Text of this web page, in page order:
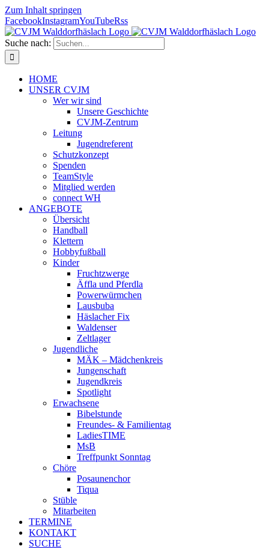
Zum Inhalt springen
FacebookInstagramYouTubeRss
Suche nach:
HOME
UNSER CVJM
Wer wir sind
Unsere Geschichte
CVJM-Zentrum
Leitung
Jugendreferent
Schutzkonzept
Spenden
TeamStyle
Mitglied werden
connect WH
ANGEBOTE
Übersicht
Handball
Klettern
Hobbyfußball
Kinder
Fruchtzwerge
Äffla und Pferdla
Powerwürmchen
Lausbuba
Häslacher Fix
Waldenser
Zeltlager
Jugendliche
MÄK – Mädchenkreis
Jungenschaft
Jugendkreis
Spotlight
Erwachsene
Bibelstunde
Freundes- & Familientag
LadiesTIME
MsB
Treffpunkt Sonntag
Chöre
Posaunenchor
Tiqua
Stüble
Mitarbeiten
TERMINE
KONTAKT
SUCHE